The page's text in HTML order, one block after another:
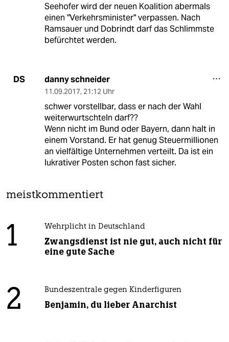
Seehofer wird der neuen Koalition abermals
einen "Verkehrsminister" verpassen. Nach
Ramsauer und Dobrindt darf das Schlimmste
befürchtet werden.
DS danny schneider
11.09.2017, 21:12 Uhr
schwer vorstellbar, dass er nach der Wahl
weiterwurtschteln darf??
Wenn nicht im Bund oder Bayern, dann halt in
einem Vorstand. Er hat genug Steuermillionen
an vielfältige Unternehmen verteilt. Da ist ein
lukrativer Posten schon fast sicher.
meistkommentiert
1 Wehrplicht in Deutschland
Zwangsdienst ist nie gut, auch nicht für
eine gute Sache
2 Bundeszentrale gegen Kinderfiguren
Benjamin, du lieber Anarchist